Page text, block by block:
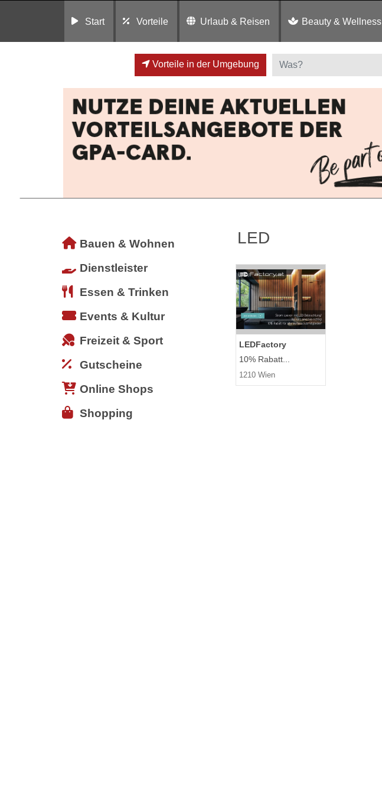
Start Vorteile Urlaub & Reisen Beauty & Wellness
Vorteile in der Umgebung
Bauen & Wohnen
Dienstleister
Essen & Trinken
Events & Kultur
Freizeit & Sport
Gutscheine
Online Shops
Shopping
LED
LEDFactory
10% Rabatt...
1210 Wien